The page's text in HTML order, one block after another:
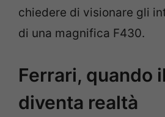
chiedere di visionare gli
di una magnifica F430.
Ferrari, quando
diventa realtà